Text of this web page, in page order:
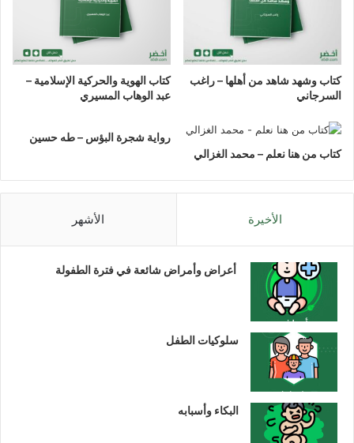
كتاب وشهد شاهد من أهلها – راغب
السرجاني
كتاب الهوية والحركية الإسلامية –
عبد الوهاب المسيري
كتاب من هنا نعلم – محمد الغزالي
رواية شجرة البؤس – طه حسين
الأخيرة الأشهر
أعراض وأمراض شائعة في فترة الطفولة
سلوكيات الطفل
البكاء وأسبابه